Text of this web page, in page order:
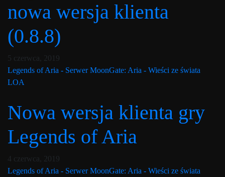
nowa wersja klienta
(0.8.8)
Post has published by
5 czerwca, 2019
Legends of Aria - Serwer MoonGate: Aria - Wieści ze świata
LOA
Nowa wersja klienta gry
Legends of Aria
Post has published by
4 czerwca, 2019
Legends of Aria - Serwer MoonGate: Aria - Wieści ze świata